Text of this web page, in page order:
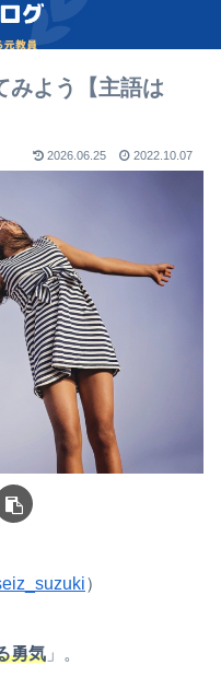
みよう【主語は
2026.06.25 2022.10.07
）
勇気 」。